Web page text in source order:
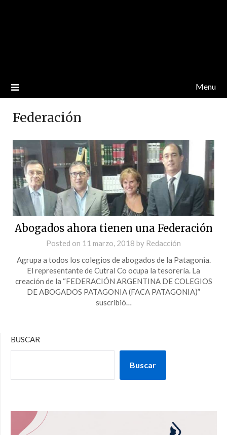
Menu
Federación
Abogados ahora tienen una Federación
Posted on 11 marzo, 2018 by Redacción
Agrupa a todos los colegios de abogados de la Patagonia.
El representante de Cutral Co ocupa la tesorería. La
creación de la “FEDERACIÓN ARGENTINA DE COLEGIOS
DE ABOGADOS PATAGONIA (FACA PATAGONIA)”
suscribió…
BUSCAR
Buscar